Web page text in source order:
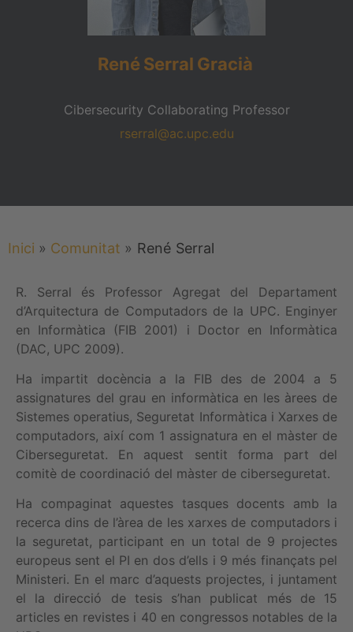
René Serral Gracià
Cibersecurity Collaborating Professor
rserral@ac.upc.edu
Inici » Comunitat » René Serral
R. Serral és Professor Agregat del Departament
d’Arquitectura de Computadors de la UPC. Enginyer
en Informàtica (FIB 2001) i Doctor en Informàtica
(DAC, UPC 2009).
Ha impartit docència a la FIB des de 2004 a 5
assignatures del grau en informàtica en les àrees de
Sistemes operatius, Seguretat Informàtica i Xarxes de
computadors, així com 1 assignatura en el màster de
Ciberseguretat. En aquest sentit forma part del
comitè de coordinació del màster de ciberseguretat.
Ha compaginat aquestes tasques docents amb la
recerca dins de l’àrea de les xarxes de computadors i
la seguretat, participant en un total de 9 projectes
europeus sent el PI en dos d’ells i 9 més finançats pel
Ministeri. En el marc d’aquests projectes, i juntament
el la direcció de tesis s’han publicat més de 15
articles en revistes i 40 en congressos notables de la